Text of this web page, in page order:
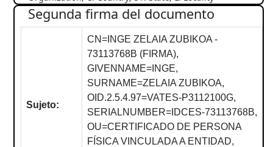
Segunda firma del documento
Sujeto:
CN=INGE ZELAIA ZUBIKOA -
73113768B (FIRMA),
GIVENNAME=INGE,
SURNAME=ZELAIA ZUBIKOA,
OID.2.5.4.97=VATES-P3112100G,
SERIALNUMBER=IDCES-73113768B,
OU=CERTIFICADO DE PERSONA
FÍSICA VINCULADA A ENTIDAD,